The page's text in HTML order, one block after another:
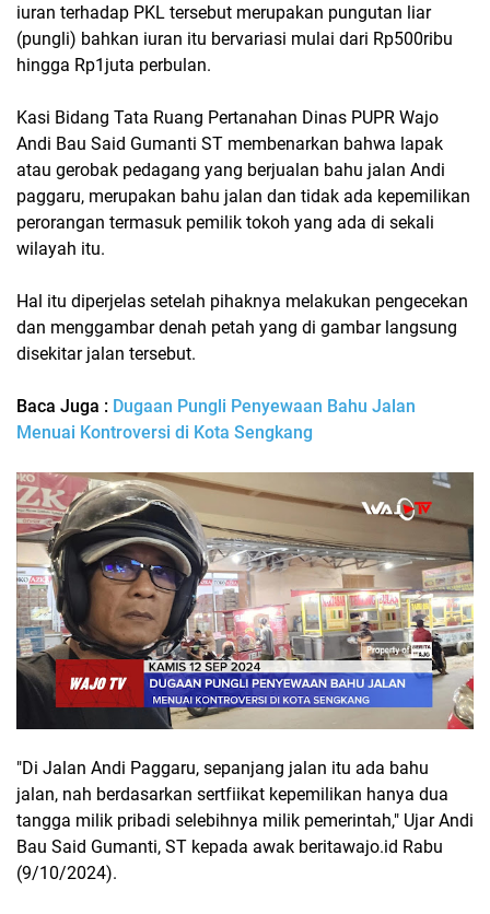
iuran terhadap PKL tersebut merupakan pungutan liar
(pungli) bahkan iuran itu bervariasi mulai dari Rp500ribu
hingga Rp1juta perbulan.
Kasi Bidang Tata Ruang Pertanahan Dinas PUPR Wajo
Andi Bau Said Gumanti ST membenarkan bahwa lapak
atau gerobak pedagang yang berjualan bahu jalan Andi
paggaru, merupakan bahu jalan dan tidak ada kepemilikan
perorangan termasuk pemilik tokoh yang ada di sekali
wilayah itu.
Hal itu diperjelas setelah pihaknya melakukan pengecekan
dan menggambar denah petah yang di gambar langsung
disekitar jalan tersebut.
Baca Juga : Dugaan Pungli Penyewaan Bahu Jalan
Menuai Kontroversi di Kota Sengkang
"Di Jalan Andi Paggaru, sepanjang jalan itu ada bahu
jalan, nah berdasarkan sertfiikat kepemilikan hanya dua
tangga milik pribadi selebihnya milik pemerintah," Ujar Andi
Bau Said Gumanti, ST kepada awak beritawajo.id Rabu
(9/10/2024).